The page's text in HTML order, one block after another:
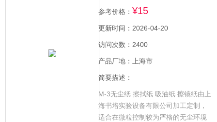
参考价格： ¥15
更新时间：2026-04-20
访问次数：2400
产品厂地：上海市
简要描述：
M-3无尘纸 擦拭纸 吸油纸 擦镜纸由上
海书培实验设备有限公司加工定制，
适合在微粒控制较为严格的无尘环境